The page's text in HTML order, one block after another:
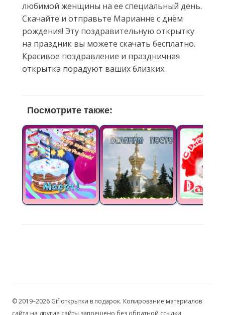
любимой женщины на ее специальный день.
Скачайте и отправьте Марианне с днём
рождения! Эту поздравительную открытку
на праздник вы можете скачать бесплатно.
Красивое поздравление и праздничная
открытка порадуют ваших близких.
Посмотрите также:
© 2019–2026 Gif открытки в подарок. Копирование материалов
сайта на другие сайты запрещено без обратной ссылки